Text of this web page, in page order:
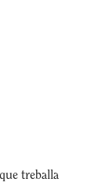
treballa